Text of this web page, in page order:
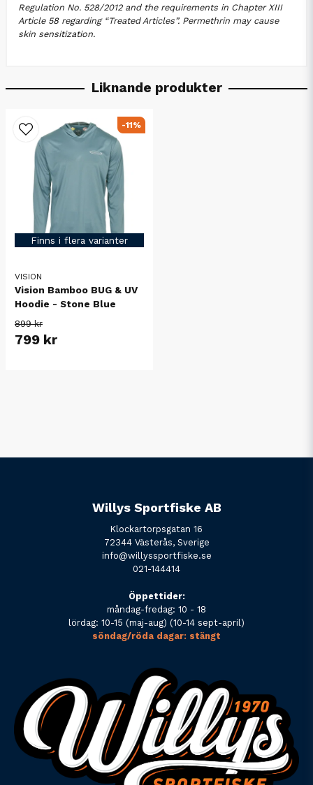
Regulation No. 528/2012 and the requirements in Chapter XIII
Article 58 regarding “Treated Articles”. Permethrin may cause
skin sensitization.
Liknande produkter
Finns i flera varianter
VISION
Vision Bamboo BUG & UV
Hoodie - Stone Blue
899 kr
799 kr
-11%
Willys Sportfiske AB
Klockartorpsgatan 16
72344 Västerås, Sverige
info@willyssportfiske.se
021-144414
Öppettider:
måndag-fredag: 10 - 18
lördag: 10-15 (maj-aug) (10-14 sept-april)
söndag/röda dagar: stängt